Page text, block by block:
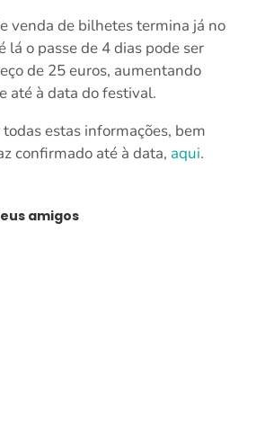
venda de bilhetes termina já no
lá o passe de 4 dias pode ser
de 25 euros, aumentando
até à data do festival.
estas informações, bem
confirmado até à data, aqui.
amigos